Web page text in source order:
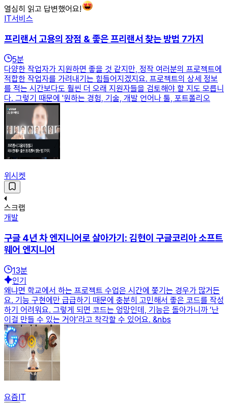
열심히 읽고 답변했어요!
IT서비스
프리랜서 고용의 장점 & 좋은 프리랜서 찾는 방법 7가지
5분
다양한 작업자가 지원하면 좋을 것 같지만, 정작 여러분의 프로젝트에
적합한 작업자를 가려내기는 힘들어지겠지요. 프로젝트의 상세 정보
를 적는 시간보다도 훨씬 더 오래 지원자들을 검토해야 할 지도 모릅니
다. 그렇기 때문에 '원하는 경험, 기술, 개발 언어나 툴, 포트폴리오
위시켓
스크랩
개발
구글 4년 차 엔지니어로 살아가기: 김현이 구글코리아 소프트
웨어 엔지니어
13분
인기
왜냐면 학교에서 하는 프로젝트 수업은 시간에 쫓기는 경우가 많거든
요. 기능 구현에만 급급하기 때문에 충분히 고민해서 좋은 코드를 작성
하기 어려워요. 그렇게 되면 코드는 엉망인데, 기능은 돌아가니까 ‘난
이걸 만들 수 있는 거야’라고 착각할 수 있어요. &nbs
요즘IT